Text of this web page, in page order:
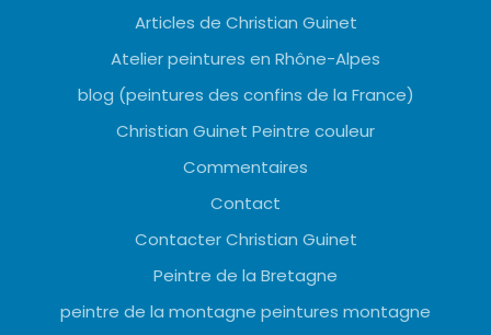
Articles de Christian Guinet
Atelier peintures en Rhône-Alpes
blog (peintures des confins de la France)
Christian Guinet Peintre couleur
Commentaires
Contact
Contacter Christian Guinet
Peintre de la Bretagne
peintre de la montagne peintures montagne